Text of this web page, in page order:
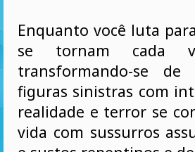
Enquanto você luta
se tornam cada
transformando-se de
figuras sinistras com
realidade e terror se
vida com sussurros